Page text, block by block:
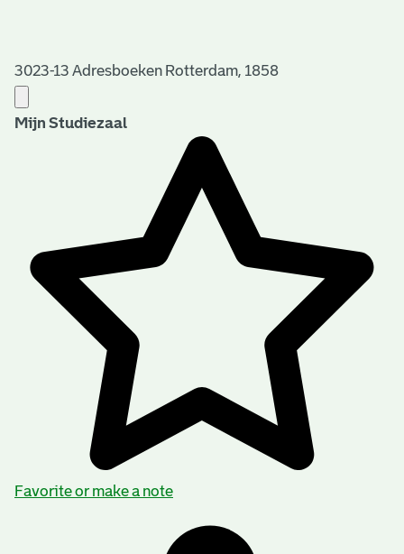
3023-13 Adresboeken Rotterdam, 1858
Mijn Studiezaal
Favorite or make a note